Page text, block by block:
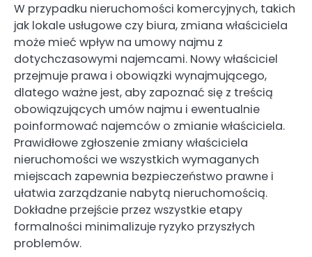
W przypadku nieruchomości komercyjnych, takich
jak lokale usługowe czy biura, zmiana właściciela
może mieć wpływ na umowy najmu z
dotychczasowymi najemcami. Nowy właściciel
przejmuje prawa i obowiązki wynajmującego,
dlatego ważne jest, aby zapoznać się z treścią
obowiązujących umów najmu i ewentualnie
poinformować najemców o zmianie właściciela.
Prawidłowe zgłoszenie zmiany właściciela
nieruchomości we wszystkich wymaganych
miejscach zapewnia bezpieczeństwo prawne i
ułatwia zarządzanie nabytą nieruchomością.
Dokładne przejście przez wszystkie etapy
formalności minimalizuje ryzyko przyszłych
problemów.